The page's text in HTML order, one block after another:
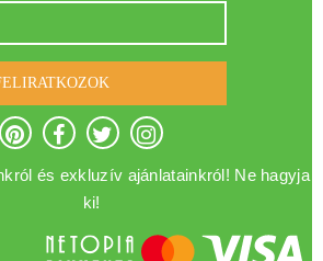
és exkluzív ajánlatainkról! Ne hagyja
ki!